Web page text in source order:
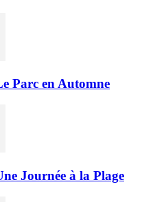
Parc en Automne
Journée à la Plage